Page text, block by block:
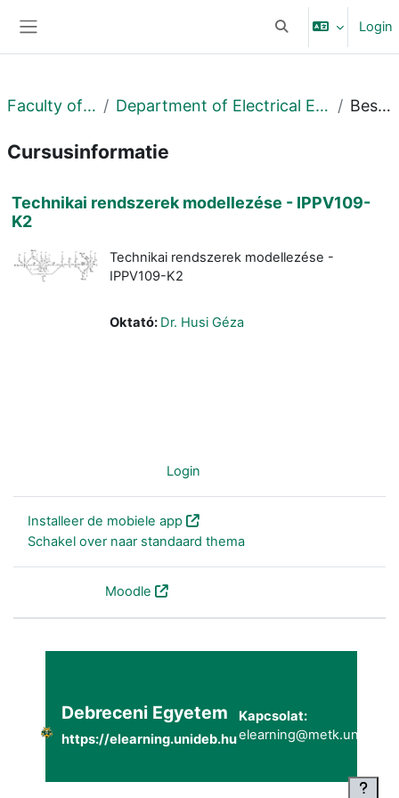
Schakel zoek invoer
Login
Faculty of Engineering Department of Electrical Engineering and Mechatronics Beschrijving
Cursusinformatie
Technikai rendszerek modellezése - IPPV109-
K2
Technikai rendszerek modellezése -
IPPV109-K2
Oktató: Dr. Husi Géza
Login
Installeer de mobiele app
Schakel over naar standaard thema
Moodle
Debreceni Egyetem
https://elearning.unideb.hu
Kapcsolat: